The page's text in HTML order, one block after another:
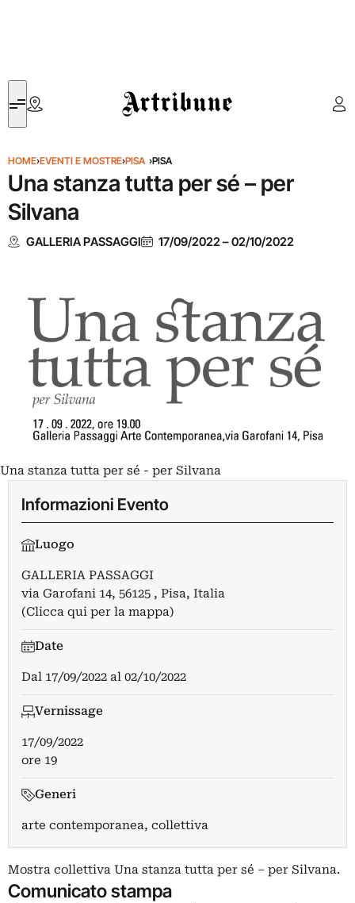
Artribune
HOME›EVENTI E MOSTRE›PISA ›PISA
Una stanza tutta per sé – per
Silvana
GALLERIA PASSAGGI 17/09/2022–02/10/2022
Una stanza tutta per sé - per Silvana
Informazioni Evento
Luogo
GALLERIA PASSAGGI
via Garofani 14, 56125 , Pisa, Italia
(Clicca qui per la mappa)
Date
Dal 17/09/2022 al 02/10/2022
Vernissage
17/09/2022
ore 19
Generi
arte contemporanea, collettiva
Mostra collettiva Una stanza tutta per sé – per Silvana.
Comunicato stampa